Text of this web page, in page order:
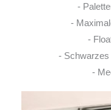
-
-
-
- Schwarzes
-